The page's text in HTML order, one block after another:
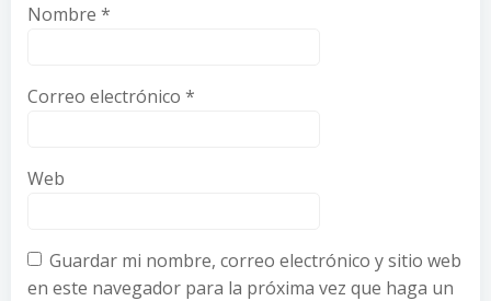
Nombre *
Correo electrónico *
Web
Guardar mi nombre, correo electrónico y sitio web
en este navegador para la próxima vez que haga un